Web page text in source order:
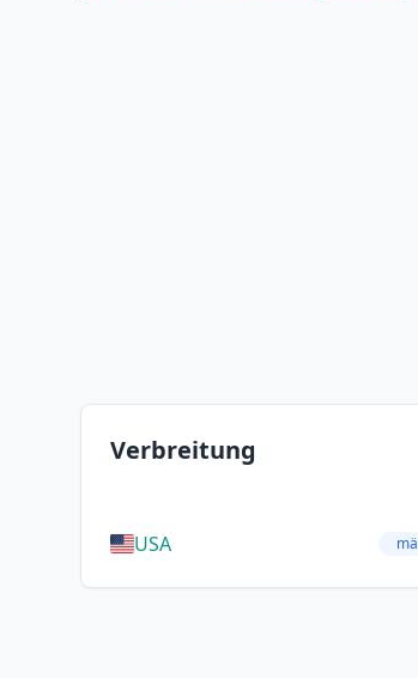
Verbreitung
USA